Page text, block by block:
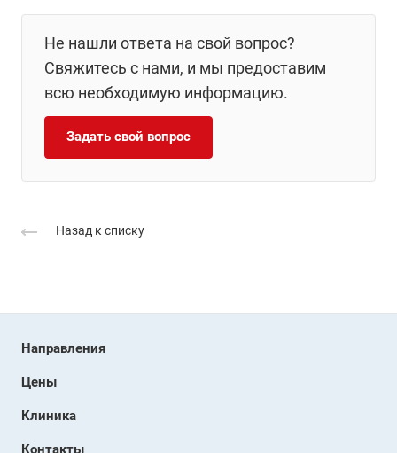
Не нашли ответа на свой вопрос?
Свяжитесь с нами, и мы предоставим
всю необходимую информацию.
Задать свой вопрос
Назад к списку
Направления
Цены
Клиника
Контакты